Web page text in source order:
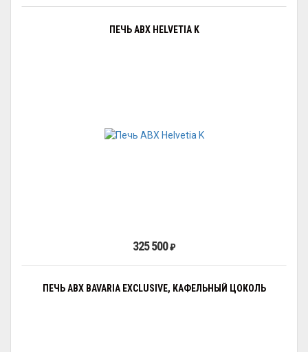
ПЕЧЬ ABX HELVETIA K
325 500₽
ПЕЧЬ ABX BAVARIA EXCLUSIVE, КАФЕЛЬНЫЙ ЦОКОЛЬ